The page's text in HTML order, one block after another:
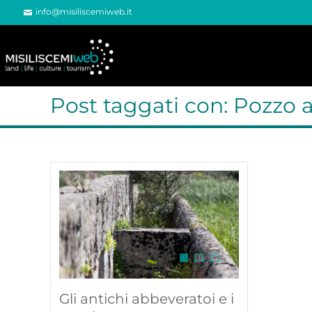
info@misiliscemiweb.it
Post taggati con: Pozzo
Gli antichi abbeveratoi e i